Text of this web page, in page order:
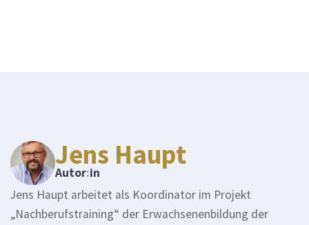
Jens Haupt
Autor:in
Jens Haupt arbeitet als Koordinator im Projekt
„Nachberufstraining“ der Erwachsenenbildung der